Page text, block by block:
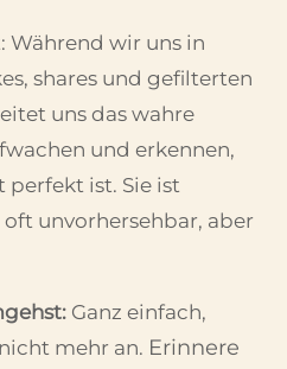
Während wir uns in
shares und gefilterten
uns das wahre
und erkennen,
perfekt ist. Sie ist
unvorhersehbar, aber
Ganz einfach,
mehr an. Erinnere